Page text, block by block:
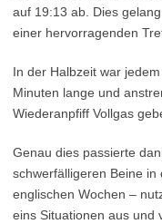
auf 19:13 ab. Dies
einer hervorragenden
In der Halbzeit war
Minuten lange und
Wiederanpfiff Vollgas
Genau dies passierte
schwerfälligeren Beine in
englischen Wochen –
eins Situationen aus und